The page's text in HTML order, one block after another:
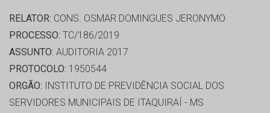
RELATOR: CONS. OSMAR DOMINGUES JERONYMO
PROCESSO: TC/186/2019
ASSUNTO: AUDITORIA 2017
PROTOCOLO: 1950544
ORGÃO: INSTITUTO DE PREVIDÊNCIA SOCIAL DOS
SERVIDORES MUNICIPAIS DE ITAQUIRAÍ - MS